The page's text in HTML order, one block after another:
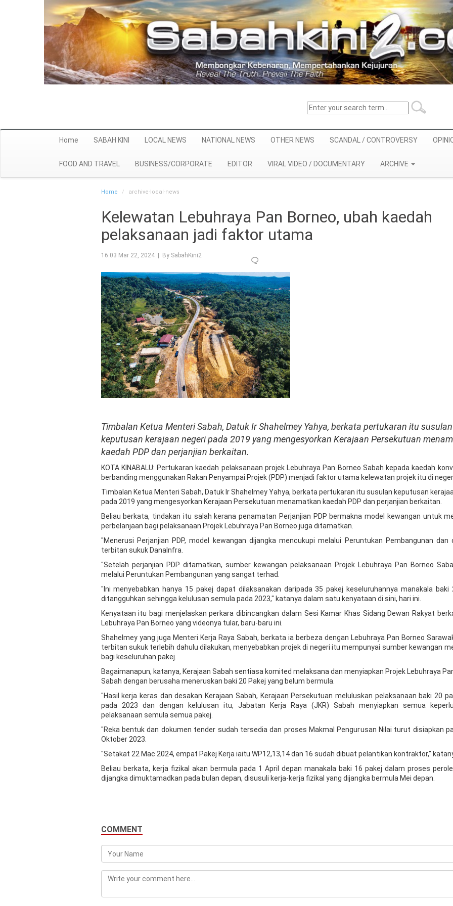
Home SABAH KINI LOCAL NEWS NATIONAL NEWS OTHER NEWS SCANDAL / CONTROVERSY
FOOD AND TRAVEL BUSINESS/CORPORATE EDITOR VIRAL VIDEO / DOCUMENTARY ARCHIVE
Home archive-local-news
Kelewatan Lebuhraya Pan Borneo, ubah kaedah
pelaksanaan jadi faktor utama
16:03 Mar 22, 2024 | By SabahKini2
Timbalan Ketua Menteri Sabah, Datuk Ir Shahelmey Yahya, berkata pertukaran itu susulan
keputusan kerajaan negeri pada 2019 yang mengesyorkan Kerajaan Persekutuan
kaedah PDP dan perjanjian berkaitan.
KOTA KINABALU: Pertukaran kaedah pelaksanaan projek Lebuhraya Pan Borneo Sabah kepada kaedah
berbanding menggunakan Rakan Penyampai Projek (PDP) menjadi faktor utama kelewatan projek itu di
Timbalan Ketua Menteri Sabah, Datuk Ir Shahelmey Yahya, berkata pertukaran itu susulan keputusan
pada 2019 yang mengesyorkan Kerajaan Persekutuan menamatkan kaedah PDP dan perjanjian berkaitan.
Beliau berkata, tindakan itu salah kerana penamatan Perjanjian PDP bermakna model kewangan untuk
perbelanjaan bagi pelaksanaan Projek Lebuhraya Pan Borneo juga ditamatkan.
"Menerusi Perjanjian PDP, model kewangan dijangka mencukupi melalui Peruntukan Pembangunan dan
terbitan sukuk DanaInfra.
"Setelah perjanjian PDP ditamatkan, sumber kewangan pelaksanaan Projek Lebuhraya Pan Borneo
melalui Peruntukan Pembangunan yang sangat terhad.
"Ini menyebabkan hanya 15 pakej dapat dilaksanakan daripada 35 pakej keseluruhannya manakala baki
ditangguhkan sehingga kelulusan semula pada 2023," katanya dalam satu kenyataan di sini, hari ini.
Kenyataan itu bagi menjelaskan perkara dibincangkan dalam Sesi Kamar Khas Sidang Dewan Rakyat
Lebuhraya Pan Borneo yang videonya tular, baru-baru ini.
Shahelmey yang juga Menteri Kerja Raya Sabah, berkata ia berbeza dengan Lebuhraya Pan Borneo
terbitan sukuk terlebih dahulu dilakukan, menyebabkan projek di negeri itu mempunyai sumber kewangan
bagi keseluruhan pakej.
Bagaimanapun, katanya, Kerajaan Sabah sentiasa komited melaksana dan menyiapkan Projek Lebuhraya
Sabah dengan berusaha meneruskan baki 20 Pakej yang belum bermula.
"Hasil kerja keras dan desakan Kerajaan Sabah, Kerajaan Persekutuan meluluskan pelaksanaan baki 20
pada 2023 dan dengan kelulusan itu, Jabatan Kerja Raya (JKR) Sabah menyiapkan semua
pelaksanaan semula semua pakej.
"Reka bentuk dan dokumen tender sudah tersedia dan proses Makmal Pengurusan Nilai turut disiapkan
Oktober 2023.
"Setakat 22 Mac 2024, empat Pakej Kerja iaitu WP12,13,14 dan 16 sudah dibuat pelantikan kontraktor,"
Beliau berkata, kerja fizikal akan bermula pada 1 April depan manakala baki 16 pakej dalam proses
dijangka dimuktamadkan pada bulan depan, disusuli kerja-kerja fizikal yang dijangka bermula Mei depan.
COMMENT